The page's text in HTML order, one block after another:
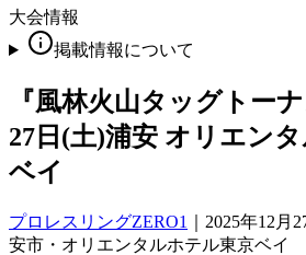
大会情報
掲載情報について
『風林火山タッグトー
27日(土)浦安 オリエン
ベイ
プロレスリングZERO1
2025年12月
安市・オリエンタルホテル東京ベイ